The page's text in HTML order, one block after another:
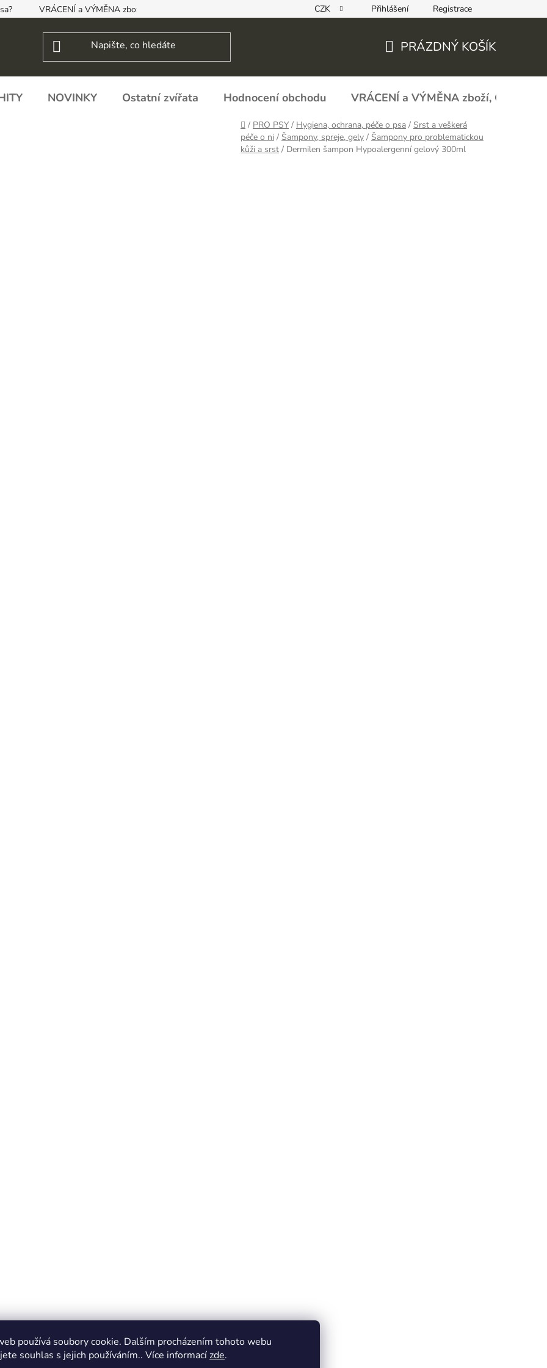
používá soubory cookie. Dalším procházením tohoto webu
souhlas s jejich používáním.. Více informacízde.
VRÁCENÍ a VÝMĚNA zboží, ODSTOUPENÍ OD SMLOUVY REKLAMAČNÍ FORMULÁŘ - zboží s vadou
CZK Přihlášení Registrace
KOŠÍK
PRÁZDNÝ KOŠÍK
NOVINKY Ostatní zvířata Hodnocení obchodu VRÁCENÍ a VÝMĚNA zboží,
Domů
/ PRO PSY / Hygiena, ochrana, péče o psa / Srst a veškerá
péče o ni / Šampony, spreje, gely / Šampony pro problematickou
kůži a srst / Dermilen šampon Hypoalergenní gelový 300ml